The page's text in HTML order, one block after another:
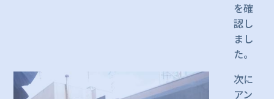
を確
認し
まし
た。
次に
アン